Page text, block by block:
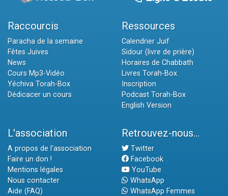
Raccourcis
Paracha de la semaine
Fêtes Juives
News
Cours Mp3-Vidéo
Yéchiva Torah-Box
Dédicacer un cours
Ressources
Calendrier Juif
Sidour (livre de prière)
Horaires de Chabbath
Livres Torah-Box
Inscription
Podcast Torah-Box
English Version
L'association
A propos de l'association
Faire un don !
Mentions légales
Nous contacter
Aide (FAQ)
Retrouvez-nous...
Twitter
Facebook
YouTube
WhatsApp
WhatsApp Femmes